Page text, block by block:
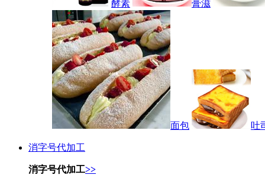
酵素 膏滋
面包 吐
消字号代加工
消字号代加工>>